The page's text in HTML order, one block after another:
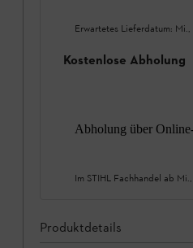
Erwartetes Lieferdatum:
Kostenlose Abholung
Abholung über
Im STIHL Fachhandel ab
Produktdetails